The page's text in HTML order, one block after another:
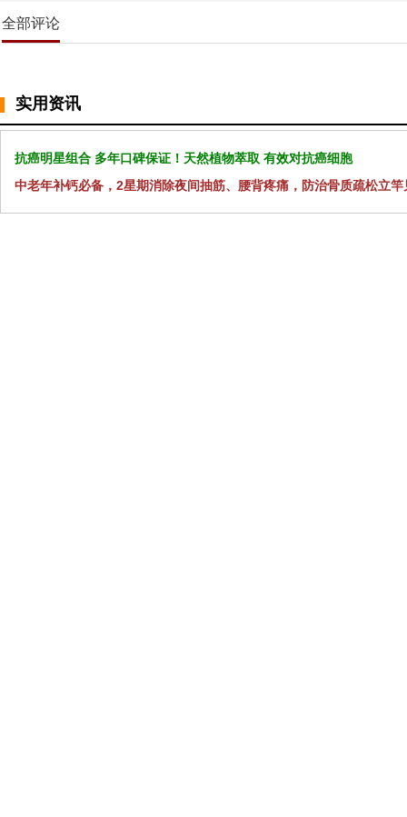
全部评论
实用资讯
抗癌明星组合 多年口碑保证！天然植物萃取 有效对抗癌细胞
中老年补钙必备，2星期消除夜间抽筋、腰背疼痛，防治骨质疏松立竿